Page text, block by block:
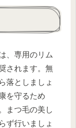
、専用のリム
されます。無
落としましょ
を守るため
まつ毛の美し
ず行いましょ